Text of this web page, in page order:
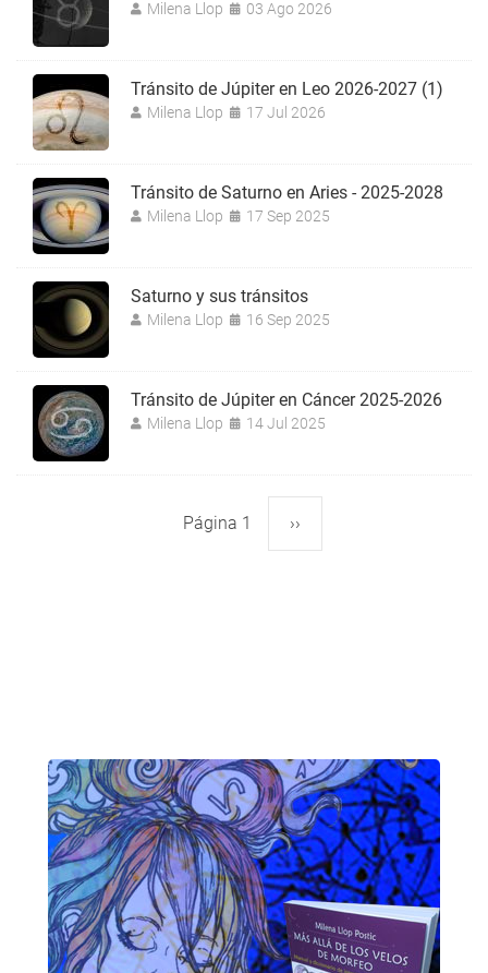
Milena Llop 03 Ago 2026
Tránsito de Júpiter en Leo 2026-2027 (1)
Milena Llop 17 Jul 2026
Tránsito de Saturno en Aries - 2025-2028
Milena Llop 17 Sep 2025
Saturno y sus tránsitos
Milena Llop 16 Sep 2025
Tránsito de Júpiter en Cáncer 2025-2026
Milena Llop 14 Jul 2025
Página 1 Siguiente
››